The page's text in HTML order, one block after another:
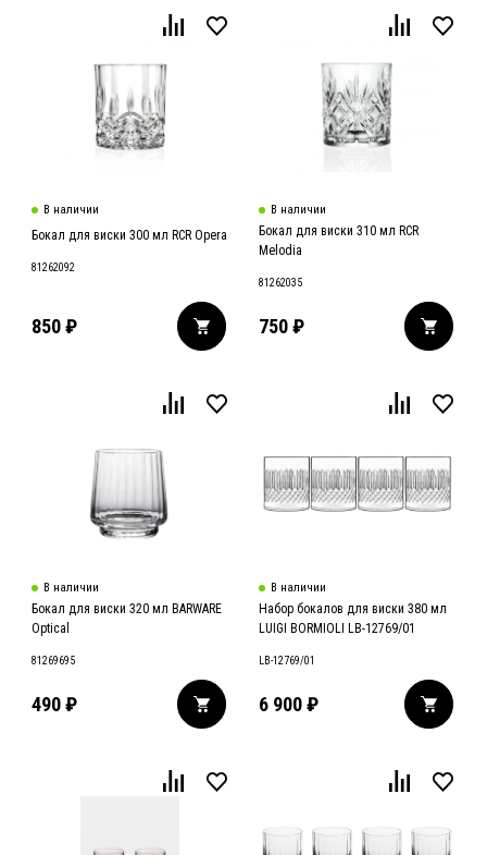
В наличии
Бокал для виски 300 мл RCR Opera
81262092
850₽
В наличии
Бокал для виски 310 мл RCR
Melodia
81262035
750 ₽
В наличии
Бокал для виски 320 мл BARWARE
Optical
81269695
490₽
В наличии
Набор бокалов для виски 380 мл
LUIGI BORMIOLI LB-12769/01
LB-12769/01
6 900 ₽